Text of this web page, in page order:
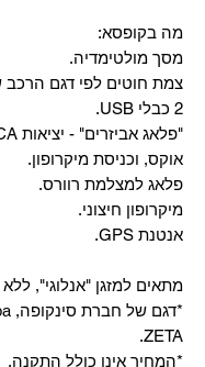
מה בקופסא:
מסך מולטימדיה.
צמת חוטים לפי דגם
2 כבלי USB.
אוקס, וכניסת מיקרופון.
פלאג למצלמת רוורס.
מיקרופון חיצוני.
אנטנת GPS.
מתאים למזגן "אנלוגי", ללא
ZETA.
*המחיר אינו כולל התקנה.